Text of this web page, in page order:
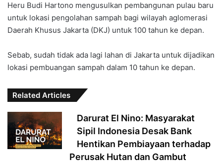
Heru Budi Hartono mengusulkan pembangunan pulau baru
untuk lokasi pengolahan sampah bagi wilayah aglomerasi
Daerah Khusus Jakarta (DKJ) untuk 100 tahun ke depan.
Sebab, sudah tidak ada lagi lahan di Jakarta untuk dijadikan
lokasi pembuangan sampah dalam 10 tahun ke depan.
Related Articles
Darurat El Nino: Masyarakat
Sipil Indonesia Desak Bank
Hentikan Pembiayaan terhadap
Perusak Hutan dan Gambut